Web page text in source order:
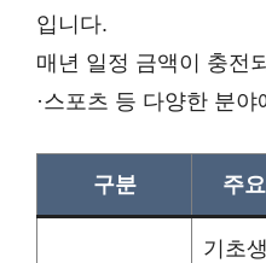
입니다.
매년 일정 금액이 충전
·스포츠 등 다양한 분
구분 주
기초